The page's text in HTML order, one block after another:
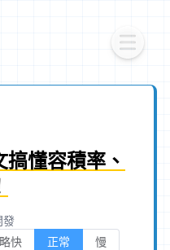
懂容積率、
發
略快 正常
慢